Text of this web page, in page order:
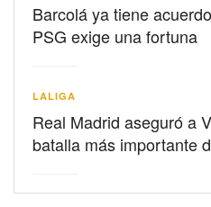
Barcolá ya tiene
PSG exige una fortuna
LALIGA
Real Madrid aseguró a
batalla más importante